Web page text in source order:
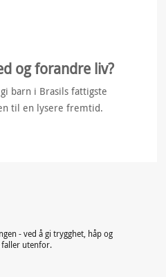
og forandre liv?
barn i Brasils fattigste
til en lysere fremtid.
- ved å gi trygghet, håp og
utenfor.